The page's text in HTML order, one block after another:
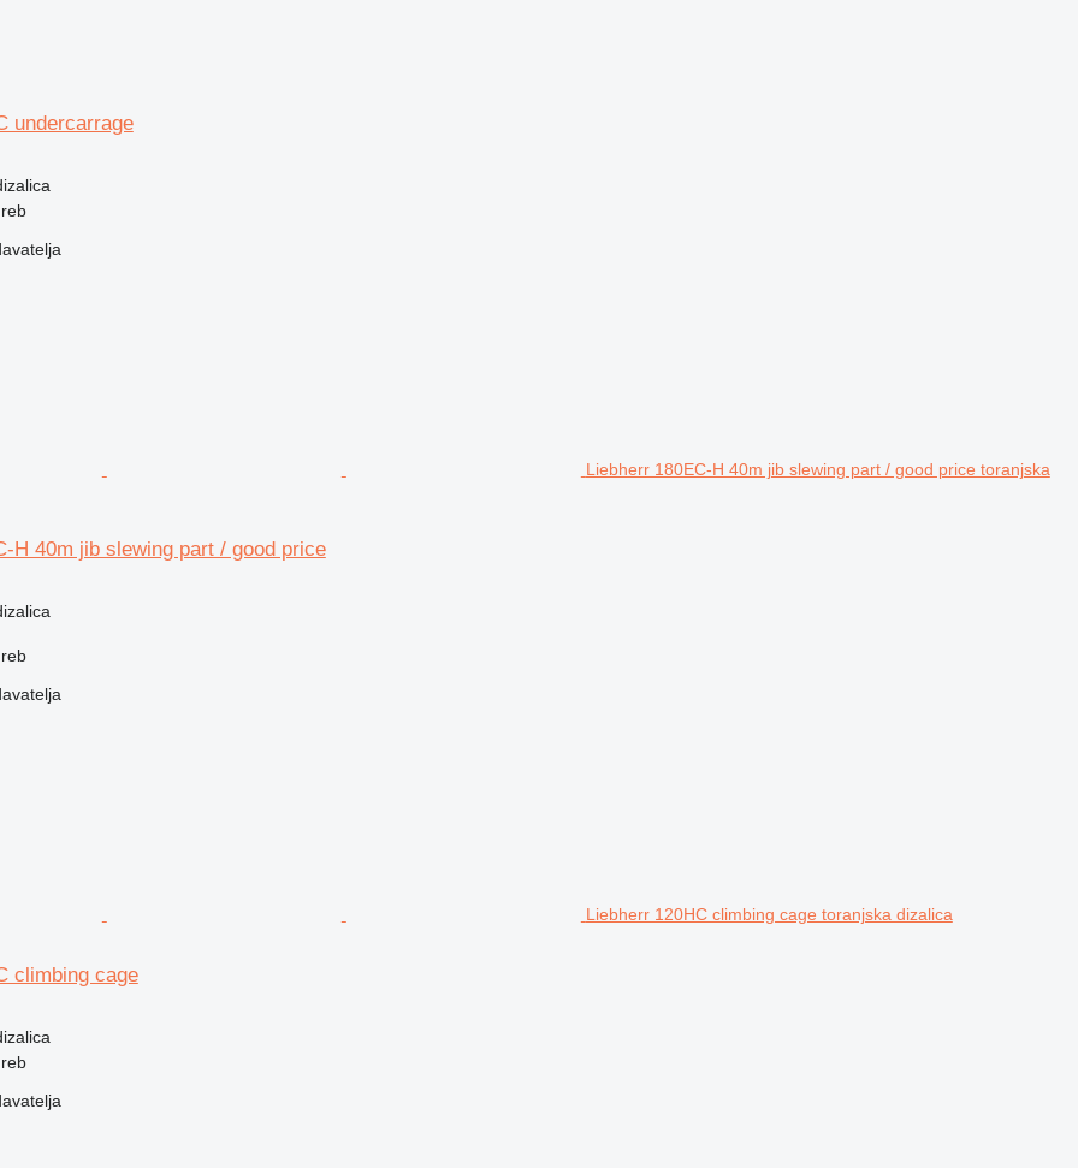
undercarrage
Liebherr 180EC-H 40m jib slewing part / good price toranjska
H 40m jib slewing part / good price
Liebherr 120HC climbing cage toranjska dizalica
climbing cage